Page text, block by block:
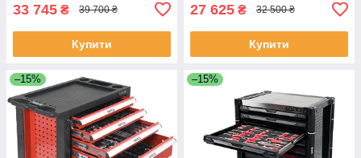
33 745 ₴ 39 700 ₴
Купити
27 625 ₴ 32 500 ₴
Купити
–15% –15%